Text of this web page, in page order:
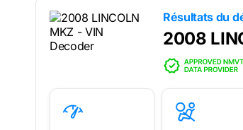
Résultats du
2008